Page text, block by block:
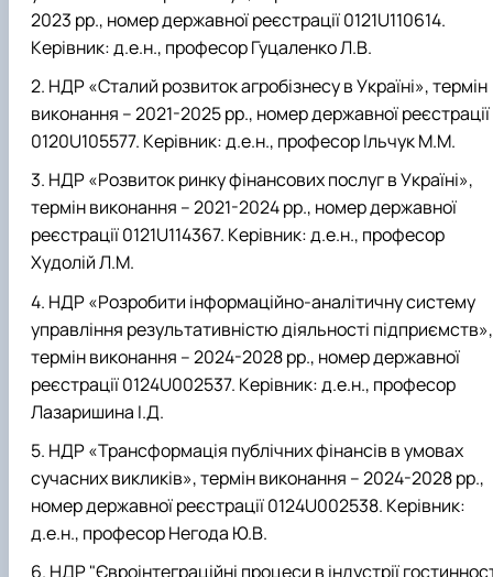
2023 рр., номер державної реєстрації 0121U110614.
Керівник: д.е.н., професор Гуцаленко Л.В.
НДР «Сталий розвиток агробізнесу в Україні», термін
виконання – 2021-2025 рр., номер державної реєстрації
0120U105577. Керівник: д.е.н., професор Ільчук М.М.
НДР «Розвиток ринку фінансових послуг в Україні»,
термін виконання – 2021-2024 рр., номер державної
реєстрації 0121U114367. Керівник: д.е.н., професор
Худолій Л.М.
НДР «Розробити інформаційно-аналітичну систему
управління результативністю діяльності підприємств»,
термін виконання – 2024-2028 рр., номер державної
реєстрації 0124U002537. Керівник: д.е.н., професор
Лазаришина І.Д.
НДР «Трансформація публічних фінансів в умовах
сучасних викликів», термін виконання – 2024-2028 рр.,
номер державної реєстрації 0124U002538. Керівник:
д.е.н., професор Негода Ю.В.
НДР "Євроінтеграційні процеси в індустрії